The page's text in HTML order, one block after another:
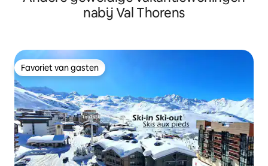
nabij Val Thorens
Favoriet van gasten
Favoriet van gasten